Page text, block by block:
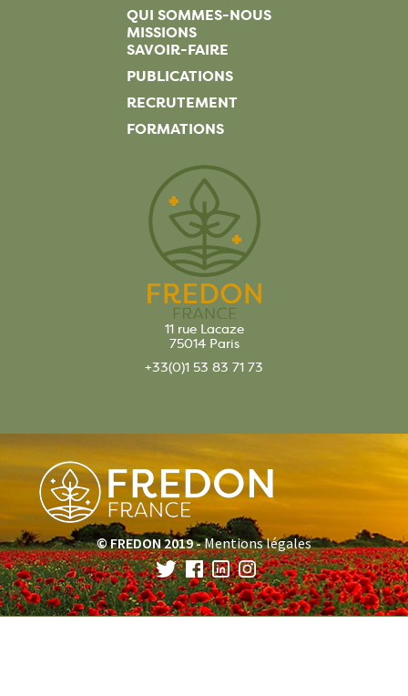
QUI SOMMES-NOUS
MISSIONS
SAVOIR-FAIRE
PUBLICATIONS
RECRUTEMENT
FORMATIONS
11 rue Lacaze
75014 Paris
+33(0)1 53 83 71 73
© FREDON 2019 -Mentions légales